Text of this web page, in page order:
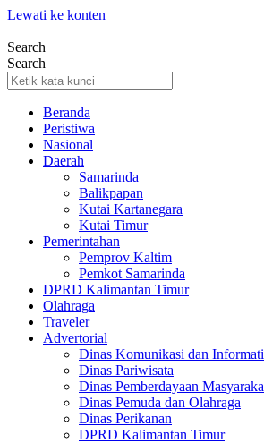
Lewati ke konten
Search
Search
Beranda
Peristiwa
Nasional
Daerah
Samarinda
Balikpapan
Kutai Kartanegara
Kutai Timur
Pemerintahan
Pemprov Kaltim
Pemkot Samarinda
DPRD Kalimantan Timur
Olahraga
Traveler
Advertorial
Dinas Komunikasi dan
Dinas Pariwisata
Dinas Pemberdayaan
Dinas Pemuda dan Olahraga
Dinas Perikanan
DPRD Kalimantan Timur